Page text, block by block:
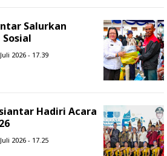
Salurkan
2026 - 17.39
Hadiri Acara
2026 - 17.25